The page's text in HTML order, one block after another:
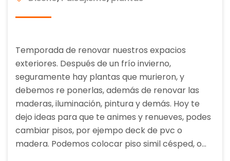
Temporada de renovar nuestros expacios
exteriores. Después de un frío invierno,
seguramente hay plantas que murieron, y
debemos re ponerlas, además de renovar las
maderas, iluminación, pintura y demás. Hoy te
dejo ideas para que te animes y renueves, podes
cambiar pisos, por ejempo deck de pvc o
madera. Podemos colocar piso simil césped, o…